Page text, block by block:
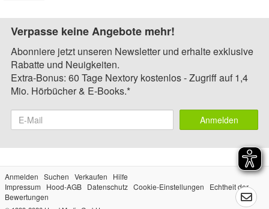
Verpasse keine Angebote mehr!
Abonniere jetzt unseren Newsletter und erhalte exklusive
Rabatte und Neuigkeiten.
Extra-Bonus: 60 Tage Nextory kostenlos - Zugriff auf 1,4
Mio. Hörbücher & E-Books.*
Anmelden
Anmelden Suchen Verkaufen
Hilfe
Impressum
Hood-AGB Datenschutz Cookie-Einstellungen
Echtheit der
Bewertungen